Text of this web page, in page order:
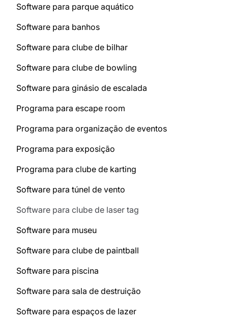
Software para parque aquático
Software para banhos
Software para clube de bilhar
Software para clube de bowling
Software para ginásio de escalada
Programa para escape room
Programa para organização de eventos
Programa para exposição
Programa para clube de karting
Software para túnel de vento
Software para clube de laser tag
Software para museu
Software para clube de paintball
Software para piscina
Software para sala de destruição
Software para espaços de lazer